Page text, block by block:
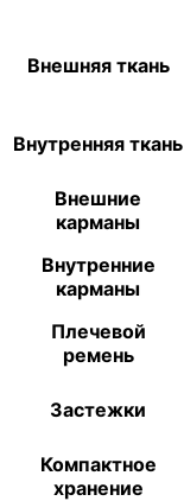
Внешняя ткань
Внутренняя ткань
Внешние
карманы
Внутренние
карманы
Плечевой
ремень
Застежки
Компактное
хранение